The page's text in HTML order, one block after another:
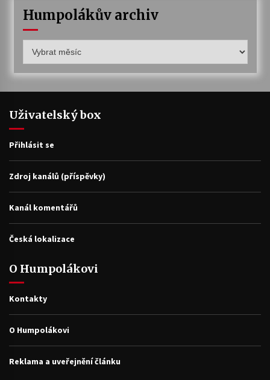
Humpolákův archiv
archiv
Uživatelský box
Přihlásit se
Zdroj kanálů (příspěvky)
Kanál komentářů
Česká lokalizace
O Humpolákovi
Kontakty
O Humpolákovi
Reklama a uveřejnění článku